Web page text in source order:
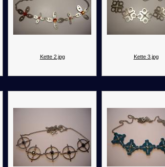
Kette 2.jpg Kette 3.jpg